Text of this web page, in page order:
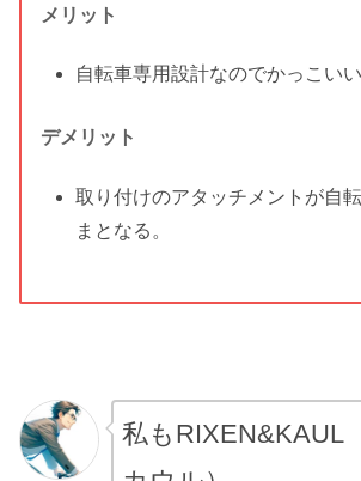
メリット
自転車専用設計なのでかっこいい
デメリット
取り付けのアタッチメントが自
まとなる。
私もRIXEN&KAUL